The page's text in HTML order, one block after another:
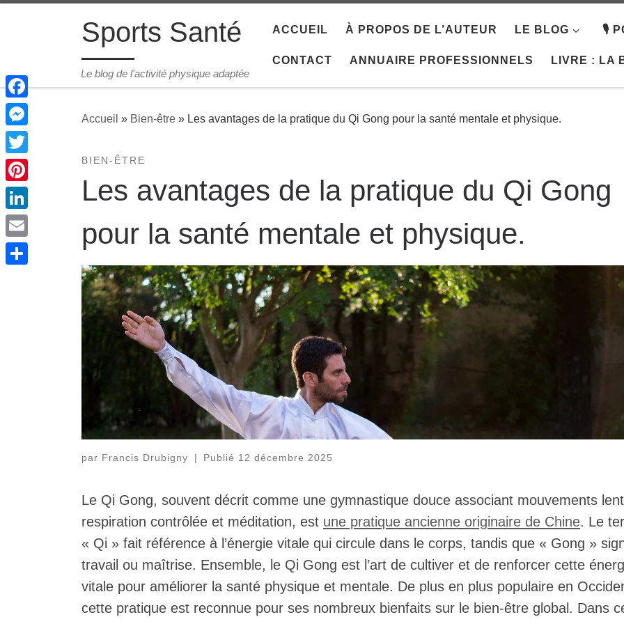
Passer au contenuSports Santé
Le blog de l'activité physique adaptée
ACCUEIL À PROPOS DE L’AUTEUR LE BLOG 🎙️
CONTACT ANNUAIRE PROFESSIONNELS LIVRE : LA
Accueil » Bien-être » Les avantages de la pratique du Qi Gong pour la santé mentale et physique.
BIEN-ÊTRE
Les avantages de la pratique du Qi Gong
pour la santé mentale et physique.
par Francis Drubigny | Publié 12 décembre 2025
Le Qi Gong, souvent décrit comme une gymnastique douce associant mouvements
respiration contrôlée et méditation, est une pratique ancienne originaire de Chine. Le
« Qi » fait référence à l’énergie vitale qui circule dans le corps, tandis que « Gong »
travail ou maîtrise. Ensemble, le Qi Gong est l’art de cultiver et de renforcer cette
vitale pour améliorer la santé physique et mentale. De plus en plus populaire en
cette pratique est reconnue pour ses nombreux bienfaits sur le bien-être global. Dans
Facebook
Messenger
Twitter
Pinterest
LinkedIn
Email